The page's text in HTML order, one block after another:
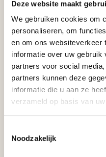
Deze website maakt
We gebruiken cookies om
personaliseren, om
en om ons websiteverkeer
informatie over uw gebruik
partners voor social
partners kunnen deze
informatie die u aan ze
verzameld op basis van
Noodzakelijk
Contact opnemen
Nieuwsbrief
FAQ